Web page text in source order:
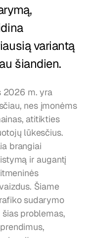
variantą
šiandien.
2026 m. yra
nes įmonėms
atitikties
lūkesčius.
brangiai
ir augantį
Šiame
sudarymo
problemas,